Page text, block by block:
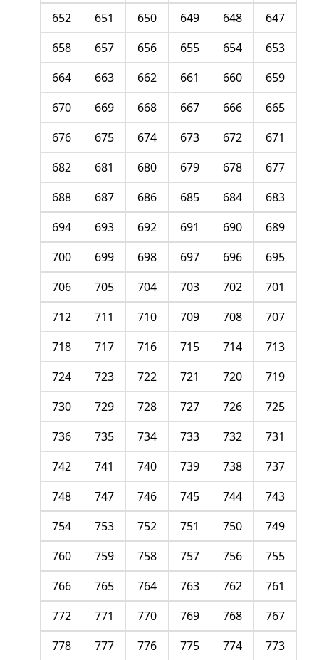
647
648
649
650
651
652
653
654
655
656
657
658
659
660
661
662
663
664
665
666
667
668
669
670
671
672
673
674
675
676
677
678
679
680
681
682
683
684
685
686
687
688
689
690
691
692
693
694
695
696
697
698
699
700
701
702
703
704
705
706
707
708
709
710
711
712
713
714
715
716
717
718
719
720
721
722
723
724
725
726
727
728
729
730
731
732
733
734
735
736
737
738
739
740
741
742
743
744
745
746
747
748
749
750
751
752
753
754
755
756
757
758
759
760
761
762
763
764
765
766
767
768
769
770
771
772
773
774
775
776
777
778